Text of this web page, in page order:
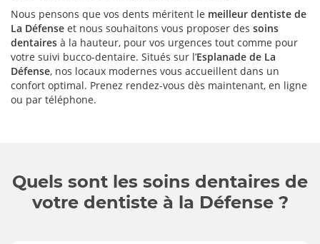
Nous pensons que vos dents méritent le meilleur dentiste de
La Défense et nous souhaitons vous proposer des soins
dentaires à la hauteur, pour vos urgences tout comme pour
votre suivi bucco-dentaire. Situés sur l’Esplanade de La
Défense, nos locaux modernes vous accueillent dans un
confort optimal. Prenez rendez-vous dès maintenant, en ligne
ou par téléphone.
Quels sont les soins dentaires de
votre dentiste à la Défense ?